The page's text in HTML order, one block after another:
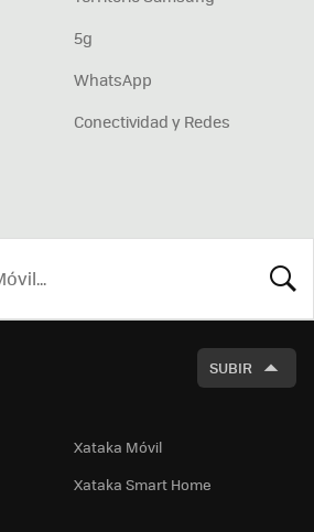
5g
WhatsApp
Conectividad y Redes
SUBIR
Xataka Móvil
Xataka Smart Home